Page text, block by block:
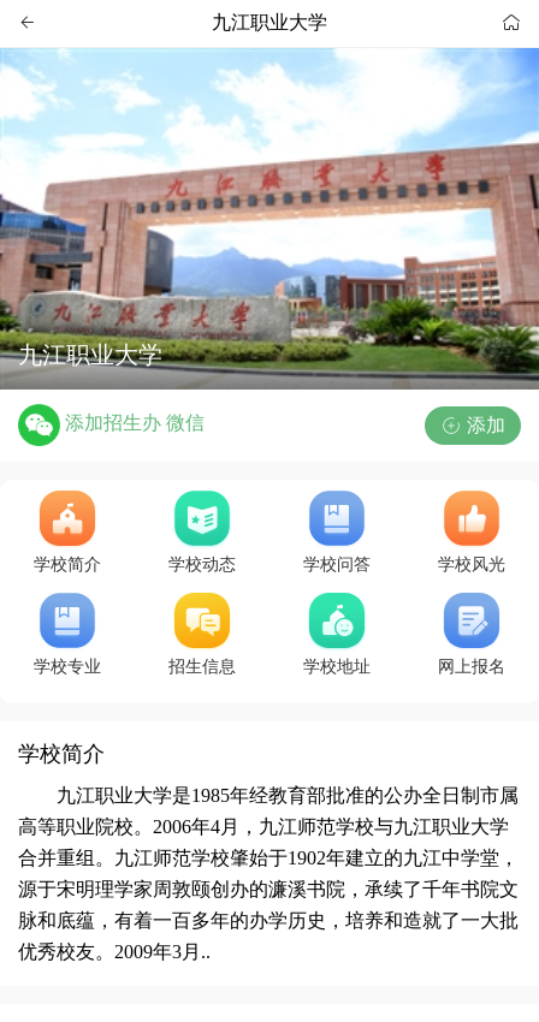
 九江职业大学 
九江职业大学
添加招生办 微信  添加
学校简介 学校动态 学校问答 学校风光
学校专业 招生信息 学校地址 网上报名
学校简介
九江职业大学是1985年经教育部批准的公办全日制市属
高等职业院校。2006年4月，九江师范学校与九江职业大学
合并重组。九江师范学校肇始于1902年建立的九江中学堂，
源于宋明理学家周敦颐创办的濂溪书院，承续了千年书院文
脉和底蕴，有着一百多年的办学历史，培养和造就了一大批
优秀校友。2009年3月..